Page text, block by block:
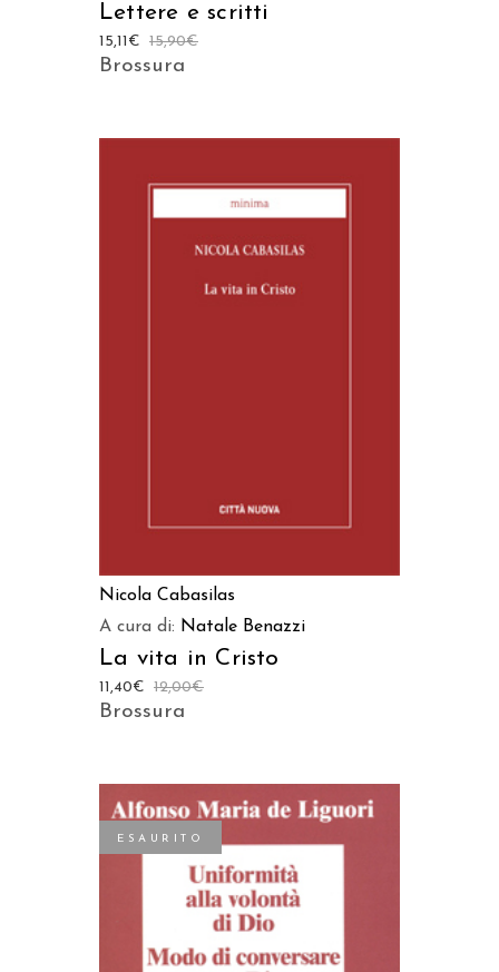
Lettere e scritti
15,90€
15,11 €
Brossura
Nicola Cabasilas
A cura di: Natale Benazzi
La vita in Cristo
12,00€
11,40€
Brossura
ESAURITO